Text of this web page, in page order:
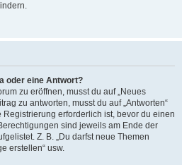
oder eine Antwort?
zu eröffnen, musst du auf „Neues
zu antworten, musst du auf „Antworten“
Registrierung erforderlich ist, bevor du einen
sind jeweils am Ende der
Z. B. „Du darfst neue Themen
erstellen“ usw.